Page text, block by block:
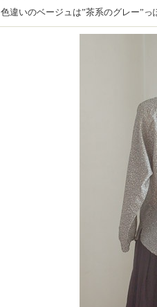
色違いのベージュは”茶系のグレー”っ